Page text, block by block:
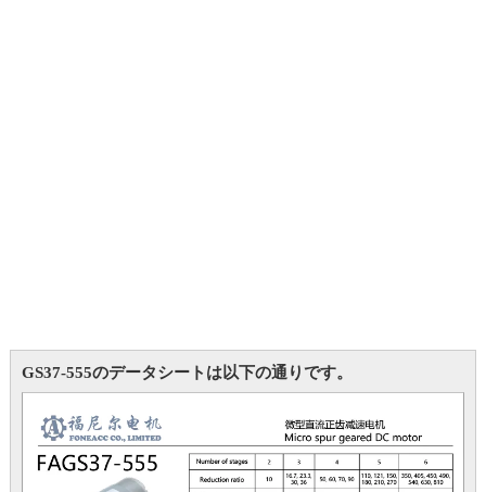
GS37-555のデータシートは以下の通りです。